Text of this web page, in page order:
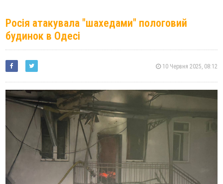
Росія атакувала "шахедами" пологовий
будинок в Одесі
10 Червня 2025, 08:12